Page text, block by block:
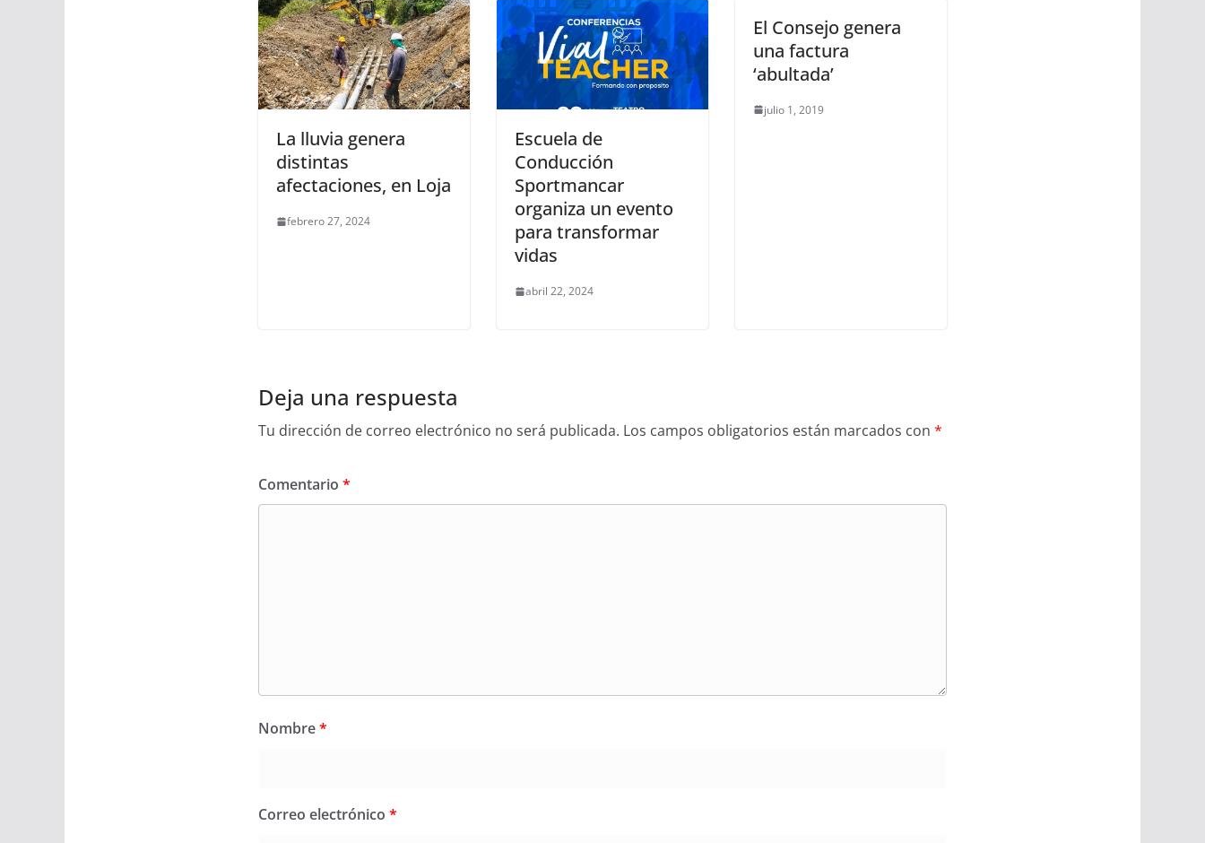
La lluvia genera
distintas
afectaciones, en Loja
febrero 27, 2024
Escuela de
Conducción
Sportmancar
organiza un evento
para transformar
vidas
abril 22, 2024
El Consejo genera
una factura
‘abultada’
julio 1, 2019
Deja una respuesta
Tu dirección de correo electrónico no será publicada. Los campos obligatorios están marcados con *
Comentario *
Nombre*
Correo electrónico *